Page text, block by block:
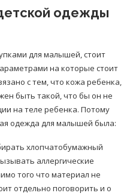
одежды
для малышей, стоит
на которые стоит
с тем, что кожа ребенка,
быть такой, что бы он не
на теле ребенка. Потому
одежда для малышей была:
хлопчатобумажный
аллергические
того что материал не
отдельно поговорить и о